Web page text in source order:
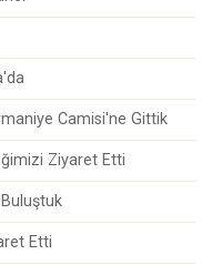
Camisi'ne Gittik
Ziyaret Etti
Etti